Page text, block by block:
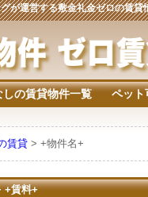
が運営する敷金礼金ゼロの賃貸
しの賃貸物件一覧 ペット
賃貸 > +物件名+
+賃料+